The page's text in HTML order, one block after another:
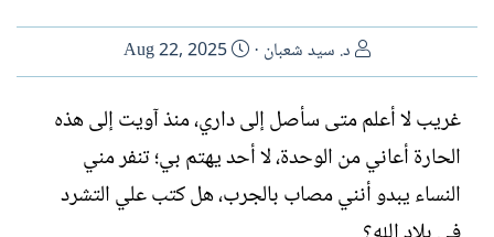
ا
ل
ا
ت
د. سيد شعبان
ت
ا
ر
ي
خ
ل
Aug 22, 2025
غريب لا أعلم متى سأصل إلى داري، منذ آويت إلى هذه
الحارة أعاني من الوحدة، لا أحد يهتم بي؛ تنفر مني
النساء يبدو أنني مصاب بالجرب، هل كتب علي التشرد